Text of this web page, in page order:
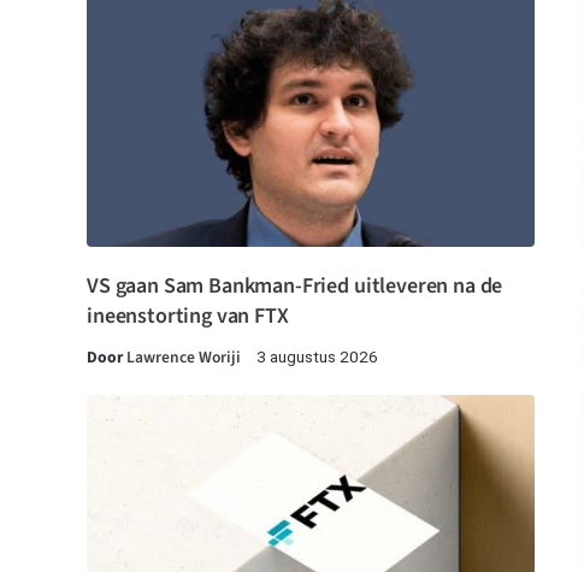
VS gaan Sam Bankman-Fried uitleveren na de
ineenstorting van FTX
DoorLawrence Woriji 3 augustus 2026